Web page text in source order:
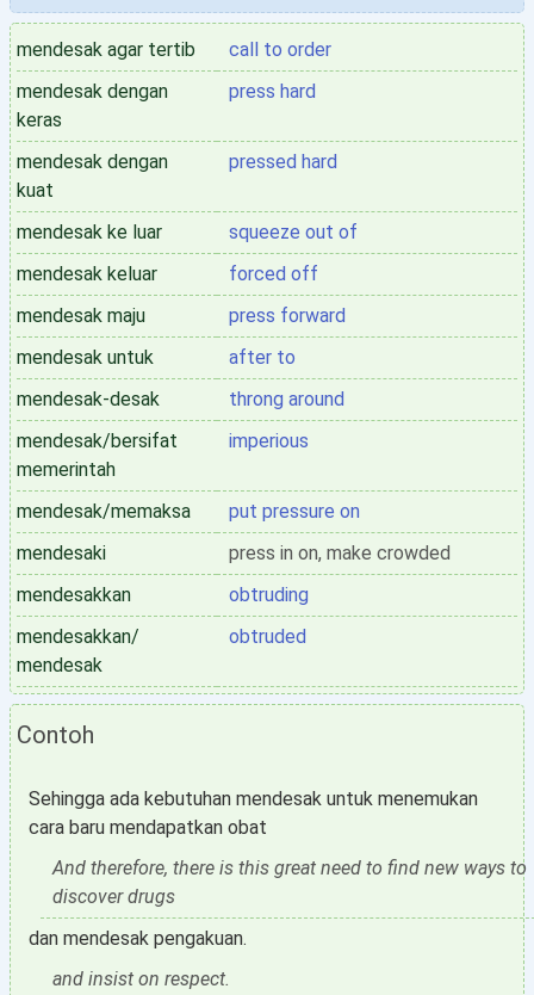
mendesak agar tertib
call to order
mendesak dengan
keras
press hard
mendesak dengan
kuat
pressed hard
mendesak ke luar
squeeze out of
mendesak keluar
forced off
mendesak maju
press forward
mendesak untuk
after to
mendesak-desak
throng around
mendesak/bersifat
memerintah
imperious
mendesak/memaksa
put pressure on
mendesaki
press in on, make crowded
mendesakkan
obtruding
mendesakkan/
mendesak
obtruded
Contoh
Sehingga ada kebutuhan mendesak untuk menemukan
cara baru mendapatkan obat
And therefore, there is this great need to find new ways to
discover drugs
dan mendesak pengakuan.
and insist on respect.